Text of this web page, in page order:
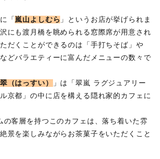
「 嵐山よしむら 」というお店が挙げられま
にも渡月橋を眺められる窓際席が用意され
だくことができるのは「手打ちそば」や
などバラエティーに富んだメニューの数々で
（はっすい）
」は「翠嵐 ラグジュアリー
京都」の中に店を構える隠れ家的カフェに
の客層を持つこのカフェは、落ち着いた雰
景を楽しみながらお茶菓子をいただくこと